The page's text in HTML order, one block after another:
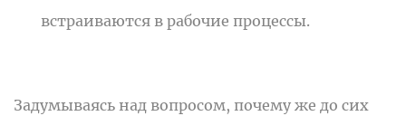
встраиваются в рабочие процессы.
Задумываясь над вопросом, почему же до сих